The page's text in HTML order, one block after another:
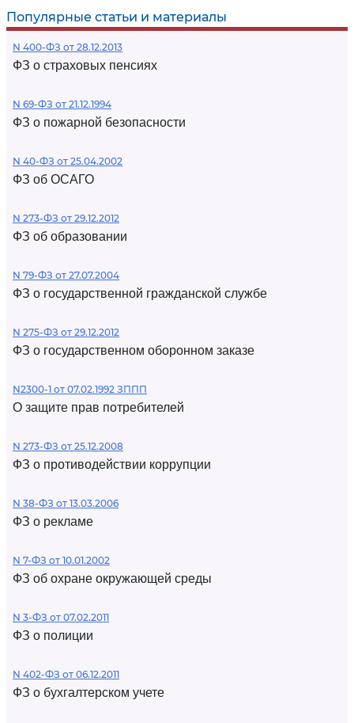
Популярные статьи и материалы
N 400-ФЗ от 28.12.2013
ФЗ о страховых пенсиях
N 69-ФЗ от 21.12.1994
ФЗ о пожарной безопасности
N 40-ФЗ от 25.04.2002
ФЗ об ОСАГО
N 273-ФЗ от 29.12.2012
ФЗ об образовании
N 79-ФЗ от 27.07.2004
ФЗ о государственной гражданской службе
N 275-ФЗ от 29.12.2012
ФЗ о государственном оборонном заказе
N2300-1 от 07.02.1992 ЗППП
О защите прав потребителей
N 273-ФЗ от 25.12.2008
ФЗ о противодействии коррупции
N 38-ФЗ от 13.03.2006
ФЗ о рекламе
N 7-ФЗ от 10.01.2002
ФЗ об охране окружающей среды
N 3-ФЗ от 07.02.2011
ФЗ о полиции
N 402-ФЗ от 06.12.2011
ФЗ о бухгалтерском учете